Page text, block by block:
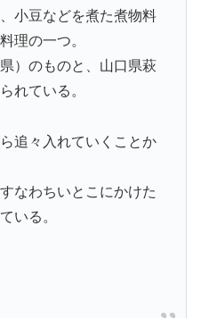
小豆などを煮た煮物料
理の一つ。
）のものと、山口県萩
れている。
追々入れていくことか
なわちいとこにかけた
いる。